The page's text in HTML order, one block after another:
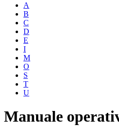
A
B
C
D
E
I
M
O
S
T
U
Manuale